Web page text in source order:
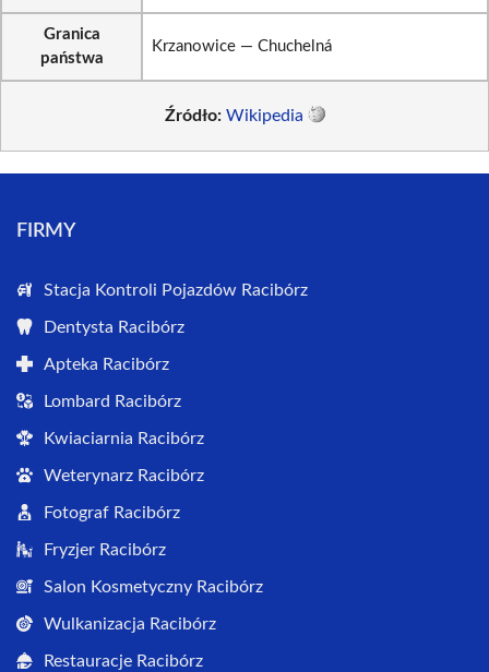
Granica
państwa
Krzanowice — Chuchelná
Źródło: Wikipedia
FIRMY
Stacja Kontroli Pojazdów Racibórz
Dentysta Racibórz
Apteka Racibórz
Lombard Racibórz
Kwiaciarnia Racibórz
Weterynarz Racibórz
Fotograf Racibórz
Fryzjer Racibórz
Salon Kosmetyczny Racibórz
Wulkanizacja Racibórz
Restauracje Racibórz